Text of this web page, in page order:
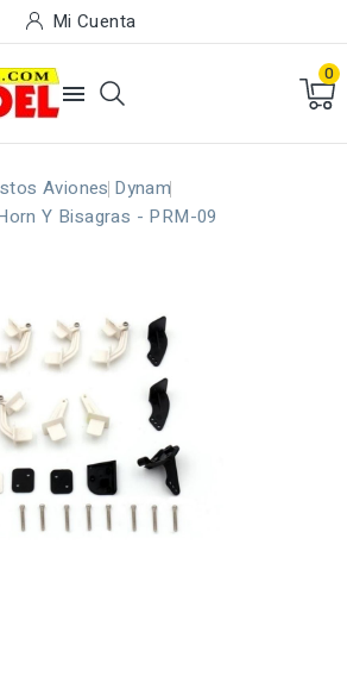
Mi Cuenta

0
Aviones Dynam
Y Bisagras - PRM-09